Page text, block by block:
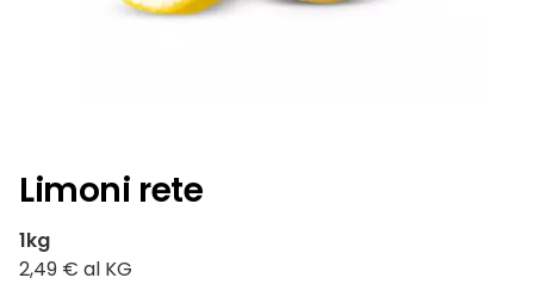
Limoni rete
1kg
2,49 € al KG